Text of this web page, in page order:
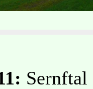
Sernftal